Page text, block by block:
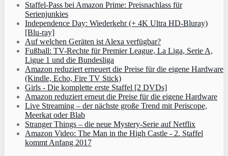
Staffel-Pass bei Amazon Prime: Preisnachlass für
Serienjunkies
Independence Day: Wiederkehr (+ 4K Ultra HD-Bluray)
[Blu-ray]
Auf welchen Geräten ist Alexa verfügbar?
Fußball: TV-Rechte für Premier League, La Liga, Serie A,
Ligue 1 und die Bundesliga
Amazon reduziert erneuert die Preise für die eigene Hardware
(Kindle, Echo, Fire TV Stick)
Girls - Die komplette erste Staffel [2 DVDs]
Amazon reduziert erneut die Preise für die eigene Hardware
Live Streaming – der nächste große Trend mit Periscope,
Meerkat oder Blab
Stranger Things – die neue Mystery-Serie auf Netflix
Amazon Video: The Man in the High Castle - 2. Staffel
kommt Anfang 2017